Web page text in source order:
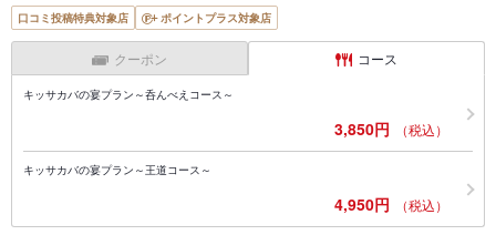
口コミ投稿特典対象店 ポイントプラス対象店
クーポン コース
キッサカバの宴プラン～呑んべえコース～
3,850円 （税込）
キッサカバの宴プラン～王道コース～
4,950円 （税込）